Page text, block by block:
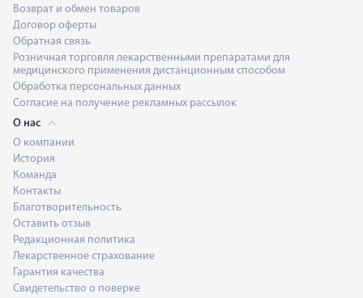
Возврат и обмен товаров
Договор оферты
Обратная связь
Розничная торговля лекарственными препаратами для
медицинского применения дистанционным способом
Обработка персональных данных
Согласие на получение рекламных рассылок
О нас
О компании
История
Команда
Контакты
Благотворительность
Оставить отзыв
Редакционная политика
Лекарственное страхование
Гарантия качества
Свидетельство о поверке